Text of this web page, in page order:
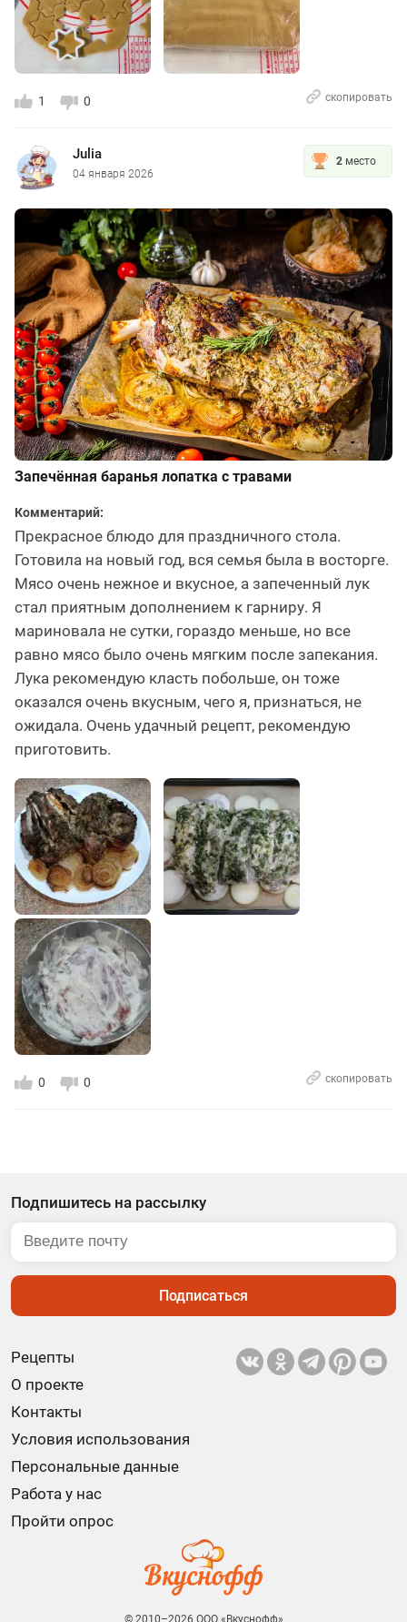
1 0 скопировать
2 место
Julia
04 января 2026
Запечённая баранья лопатка с травами
Комментарий:
Прекрасное блюдо для праздничного стола.
Готовила на новый год, вся семья была в восторге.
Мясо очень нежное и вкусное, а запеченный лук
стал приятным дополнением к гарниру. Я
мариновала не сутки, гораздо меньше, но все
равно мясо было очень мягким после запекания.
Лука рекомендую класть побольше, он тоже
оказался очень вкусным, чего я, признаться, не
ожидала. Очень удачный рецепт, рекомендую
приготовить.
0 0 скопировать
Рецепты
О проекте
Контакты
Условия использования
Персональные данные
Работа у нас
Пройти опрос
Подпишитесь на рассылку
Подписаться